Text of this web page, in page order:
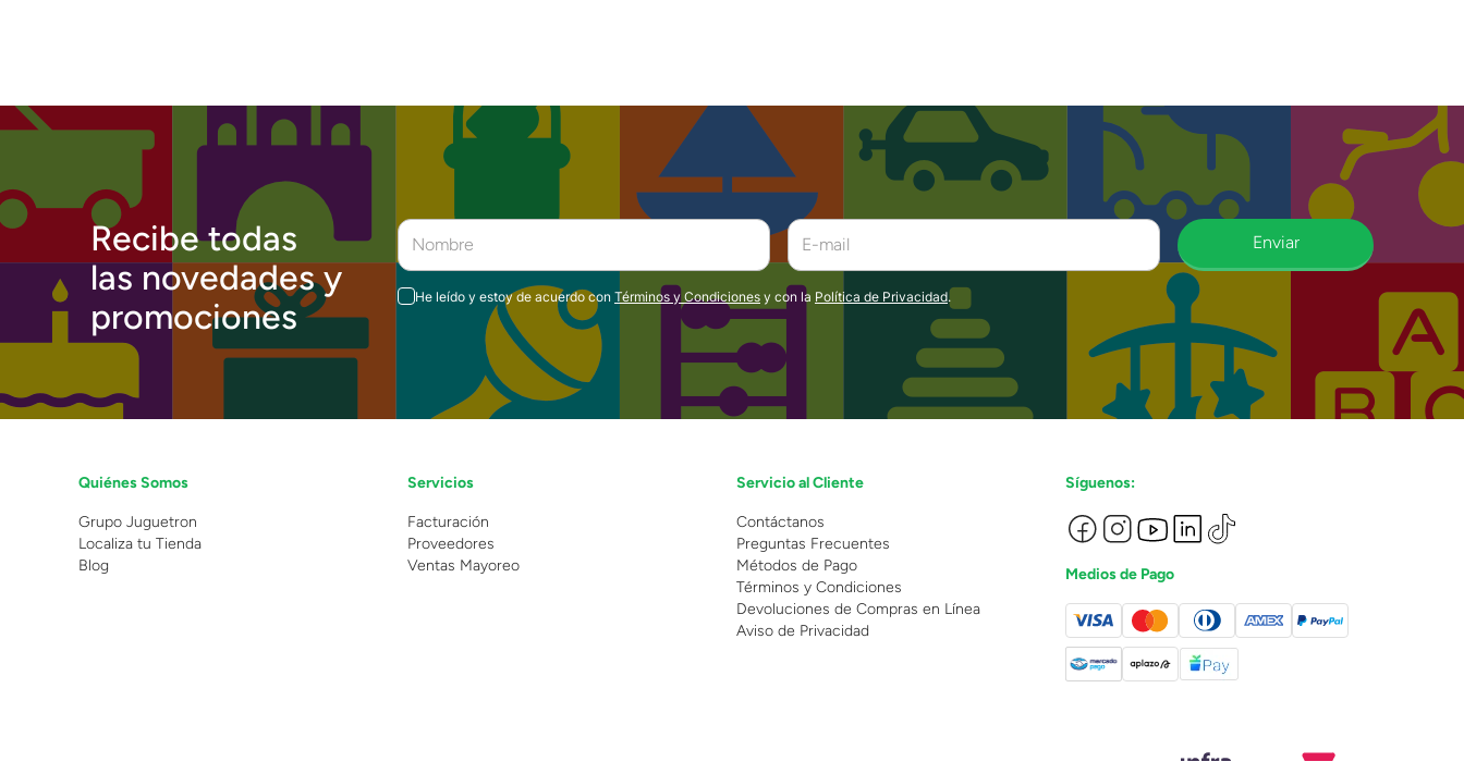
Recibe todas
las novedades y
promociones
Enviar
He leído y estoy de acuerdo con Términos y Condiciones y con la Política de Privacidad.
Quiénes Somos
Grupo Juguetron
Localiza tu Tienda
Blog
Servicios
Facturación
Proveedores
Ventas Mayoreo
Servicio al Cliente
Contáctanos
Preguntas Frecuentes
Métodos de Pago
Términos y Condiciones
Devoluciones de Compras en Línea
Aviso de Privacidad
Síguenos:
Medios de Pago